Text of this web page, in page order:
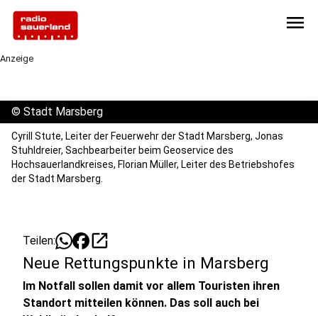
menu
Anzeige
© Stadt Marsberg
Cyrill Stute, Leiter der Feuerwehr der Stadt Marsberg, Jonas
Stuhldreier, Sachbearbeiter beim Geoservice des
Hochsauerlandkreises, Florian Müller, Leiter des Betriebshofes
der Stadt Marsberg.
Teilen: open_in_new
Neue Rettungspunkte in Marsberg
Im Notfall sollen damit vor allem Touristen ihren
Standort mitteilen können. Das soll auch bei